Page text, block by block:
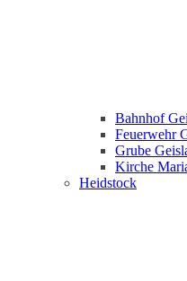
Bahnhof
Feuerwehr
Grube
Kirche
Heidstock